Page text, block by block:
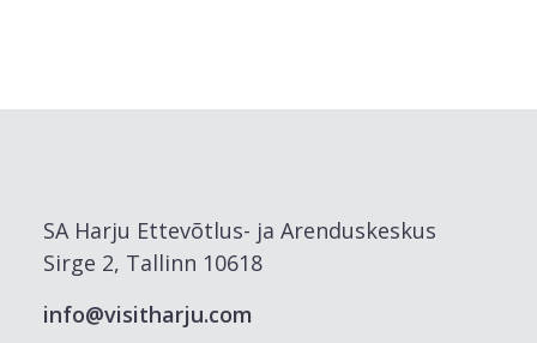
SA Harju Ettevõtlus- ja Arenduskeskus
Sirge 2, Tallinn 10618
info@visitharju.com